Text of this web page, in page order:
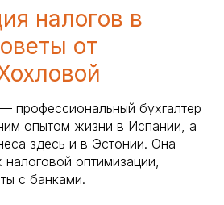
налогов в
от
профессиональный бухгалтер
опытом жизни в Испании, а
здесь и в Эстонии. Она
оптимизации,
с банками.